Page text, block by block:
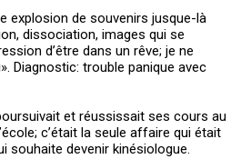
explosion de souvenirs jusque-là
dissociation, images qui se
d’être dans un rêve; je ne
Diagnostic: trouble panique avec
et réussissait ses cours au
c’était la seule affaire qui était
souhaite devenir kinésiologue.